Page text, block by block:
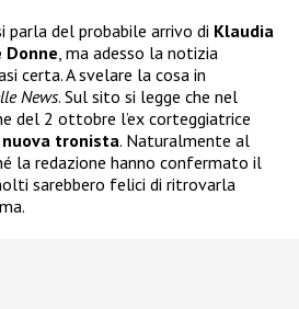
parla del probabile arrivo di Klaudia
Donne, ma adesso la notizia
certa. A svelare la cosa in
News. Sul sito si legge che nel
del 2 ottobre l’ex corteggiatrice
nuova tronista. Naturalmente al
la redazione hanno confermato il
sarebbero felici di ritrovarla